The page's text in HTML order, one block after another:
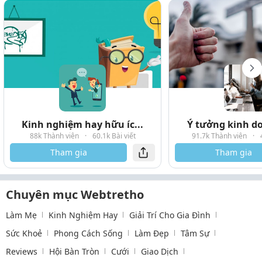
Kinh nghiệm hay hữu íc...
88k Thành viên · 60.1k Bài viết
Tham gia
Ý tưởng kinh
91.7k Thành viên ·
Tham gia
Chuyên mục Webtretho
Làm Mẹ Kinh Nghiệm Hay
Giải Trí Cho Gia Đình
Sức Khoẻ
Phong Cách Sống Làm Đẹp
Tâm Sự
Reviews
Hội Bàn Tròn Cưới
Giao Dịch